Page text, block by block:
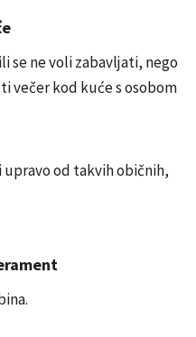
se ne voli zabavljati, nego
večer kod kuće s osobom
od takvih običnih,